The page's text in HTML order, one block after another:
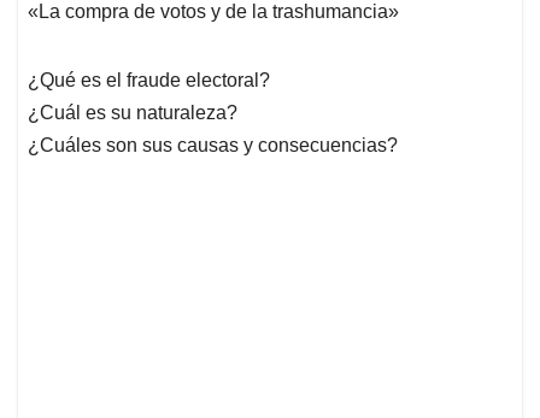
A
p
o
k
d
n
d
«La compra de votos y de la trashumancia»
¿Qué es el fraude electoral?
¿Cuál es su naturaleza?
¿Cuáles son sus causas y consecuencias?